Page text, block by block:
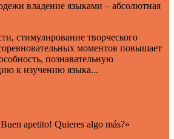
владение языками – абсолютная
стимулирование творческого
моментов повышает
познавательную
к изучению языка...
apetito! Quieres algo más?»